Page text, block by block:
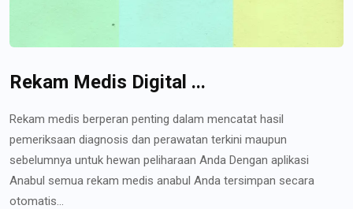
Rekam Medis Digital ...
Rekam medis berperan penting dalam mencatat hasil
pemeriksaan diagnosis dan perawatan terkini maupun
sebelumnya untuk hewan peliharaan Anda Dengan aplikasi
Anabul semua rekam medis anabul Anda tersimpan secara
otomatis...